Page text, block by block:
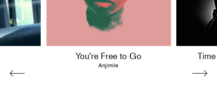
You’re Free to Go
Anjimile